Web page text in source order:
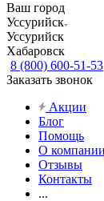
Ваш город
Уссурийск
Уссурийск
Хабаровск
8 (800) 600-51-53
Заказать звонок
Акции
Блог
Помощь
О компании
Отзывы
Контакты
...